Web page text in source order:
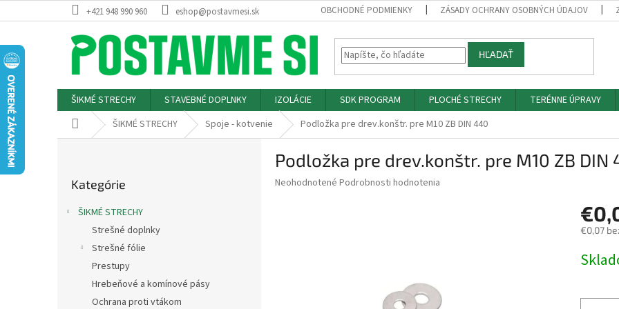
na
+421 948 990 960 eshop@postavmesi.sk OBCHODNÉ PODMIENKY ZÁSADY OCHRANY OSOBNÝCH ÚDAJOV
HĽADAŤ
ŠIKMÉ STRECHY STAVEBNÉ DOPLNKY IZOLÁCIE SDK PROGRAM PLOCHÉ STRECHY TERÉNNE ÚPRAVY
DomovŠIKMÉ STRECHY Spoje - kotvenie Podložka pre drev.konštr. pre M10 ZB DIN 440
kategórie
Kategórie
ŠIKMÉ STRECHY
Strešné doplnky
Strešné fólie
Prestupy
Hrebeňové a komínové pásy
Ochrana proti vtákom
Podložka pre drev.konštr. pre M10 ZB DIN
Priemerné
Neohodnotené Podrobnosti hodnotenia
€0,07
cena: